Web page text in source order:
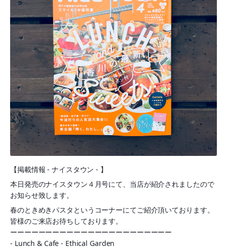
【掲載情報 - ナイスタウン - 】
本日発売のナイスタウン４月号にて、当店が紹介されましたので
お知らせ致します。
春のときめきパスタというコーナーにてご紹介頂いております。
皆様のご来店お待ちしております。
ーーーーーーーーーーーーーーーーーーーーーーー
- Lunch & Cafe - Ethical Garden